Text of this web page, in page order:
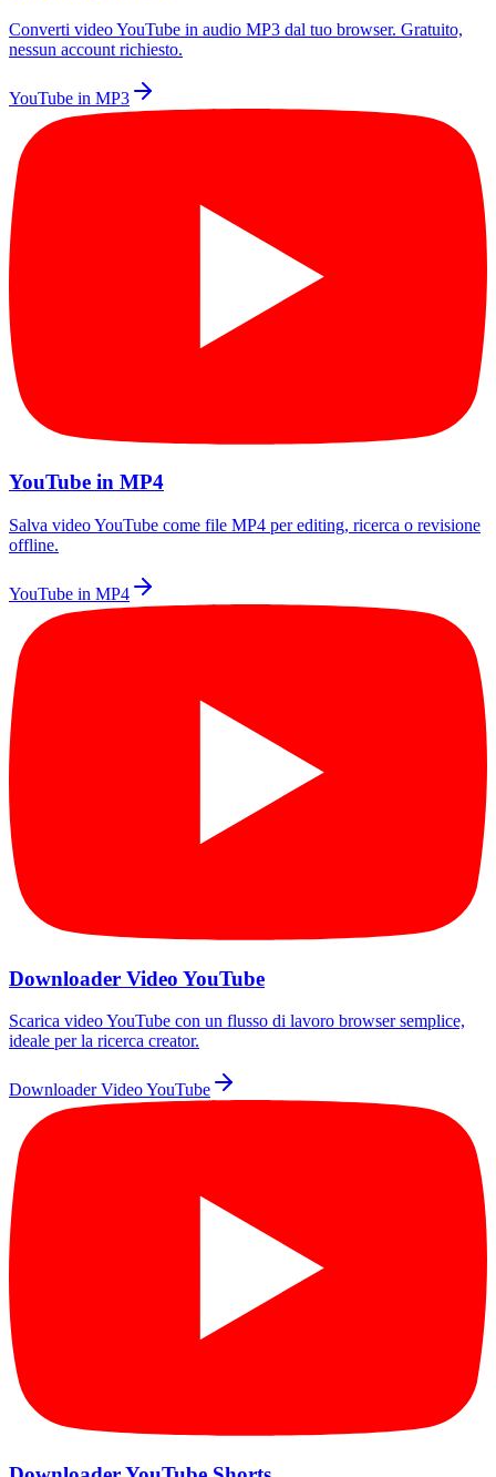
Converti video YouTube in audio MP3 dal tuo browser. Gratuito,
nessun account richiesto.
YouTube in MP3
YouTube in MP4
Salva video YouTube come file MP4 per editing, ricerca o revisione
offline.
YouTube in MP4
Downloader Video YouTube
Scarica video YouTube con un flusso di lavoro browser semplice,
ideale per la ricerca creator.
Downloader Video YouTube